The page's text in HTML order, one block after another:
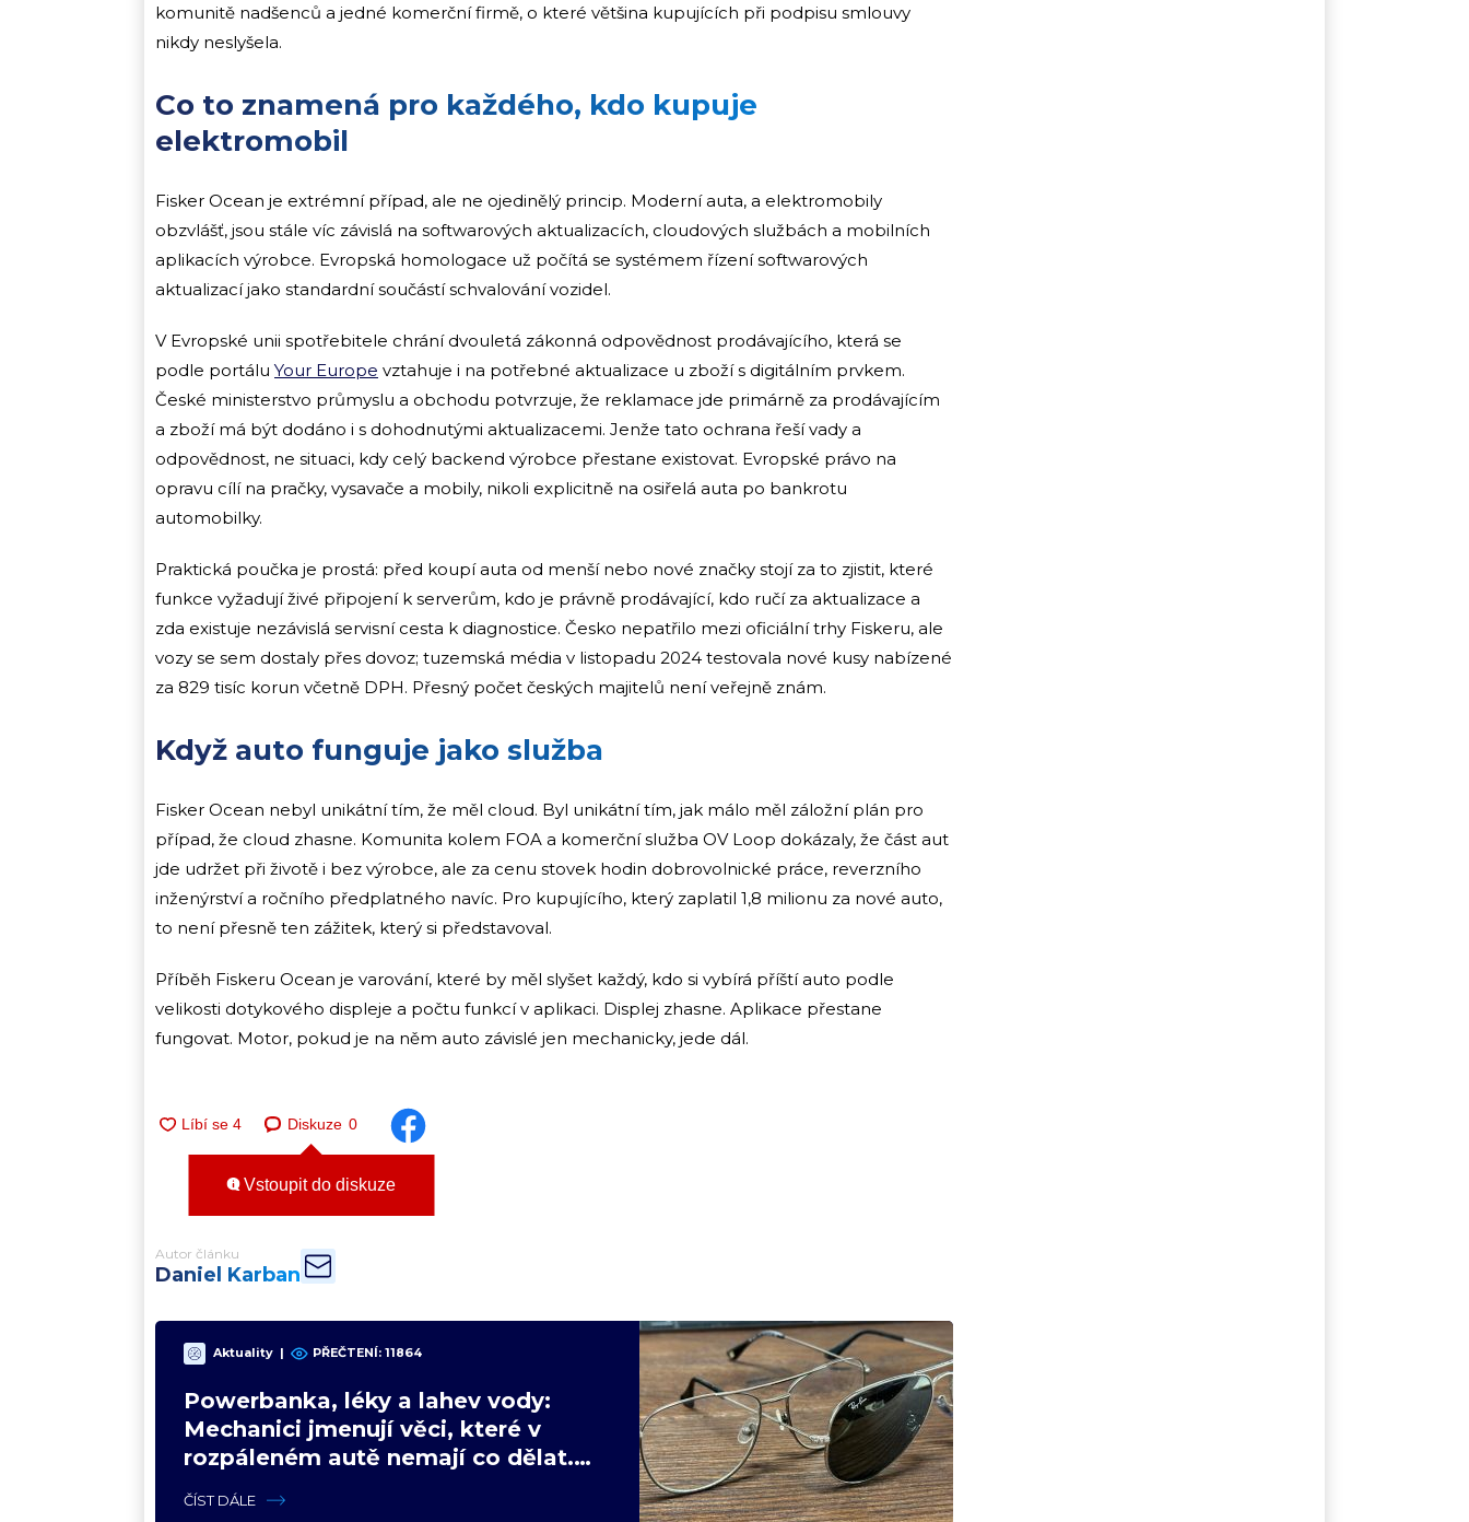
komunitě nadšenců a jedné komerční firmě, o které většina kupujících při podpisu smlouvy
nikdy neslyšela.
Co to znamená pro každého, kdo kupuje
elektromobil
Fisker Ocean je extrémní případ, ale ne ojedinělý princip. Moderní auta, a elektromobily
obzvlášť, jsou stále víc závislá na softwarových aktualizacích, cloudových službách a mobilních
aplikacích výrobce. Evropská homologace už počítá se systémem řízení softwarových
aktualizací jako standardní součástí schvalování vozidel.
V Evropské unii spotřebitele chrání dvouletá zákonná odpovědnost prodávajícího, která se
podle portálu Your Europe vztahuje i na potřebné aktualizace u zboží s digitálním prvkem.
České ministerstvo průmyslu a obchodu potvrzuje, že reklamace jde primárně za prodávajícím
a zboží má být dodáno i s dohodnutými aktualizacemi. Jenže tato ochrana řeší vady a
odpovědnost, ne situaci, kdy celý backend výrobce přestane existovat. Evropské právo na
opravu cílí na pračky, vysavače a mobily, nikoli explicitně na osiřelá auta po bankrotu
automobilky.
Praktická poučka je prostá: před koupí auta od menší nebo nové značky stojí za to zjistit, které
funkce vyžadují živé připojení k serverům, kdo je právně prodávající, kdo ručí za aktualizace a
zda existuje nezávislá servisní cesta k diagnostice. Česko nepatřilo mezi oficiální trhy Fiskeru, ale
vozy se sem dostaly přes dovoz; tuzemská média v listopadu 2024 testovala nové kusy nabízené
za 829 tisíc korun včetně DPH. Přesný počet českých majitelů není veřejně znám.
Když auto funguje jako služba
Fisker Ocean nebyl unikátní tím, že měl cloud. Byl unikátní tím, jak málo měl záložní plán pro
případ, že cloud zhasne. Komunita kolem FOA a komerční služba OV Loop dokázaly, že část aut
jde udržet při životě i bez výrobce, ale za cenu stovek hodin dobrovolnické práce, reverzního
inženýrství a ročního předplatného navíc. Pro kupujícího, který zaplatil 1,8 milionu za nové auto,
to není přesně ten zážitek, který si představoval.
Příběh Fiskeru Ocean je varování, které by měl slyšet každý, kdo si vybírá příští auto podle
velikosti dotykového displeje a počtu funkcí v aplikaci. Displej zhasne. Aplikace přestane
fungovat. Motor, pokud je na něm auto závislé jen mechanicky, jede dál.
Diskuze 0
Vstoupit do diskuze
Autor článku
Daniel Karban
Aktuality | PŘEČTENÍ: 11864
Powerbanka, léky a lahev vody:
Mechanici jmenují věci, které v
rozpáleném autě nemají co dělat.
Hrozí i požár
ČÍST DÁLE